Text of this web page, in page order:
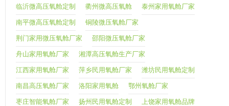
临沂微高压氧舱定制 衢州微高压氧舱 泰州家用氧舱厂家
南平微高压氧舱定制 铜陵微压氧舱厂家
荆门家用微压氧舱厂家 邵阳微压氧舱厂家
舟山家用氧舱厂家 湘潭高压氧舱生产厂家
江西家用氧舱厂家 萍乡民用氧舱厂家 潍坊民用氧舱定制
南昌高压氧舱厂家 洛阳家用氧舱 鄂州氧舱厂家
枣庄智能氧舱厂家 扬州民用氧舱定制 上饶家用氧舱品牌